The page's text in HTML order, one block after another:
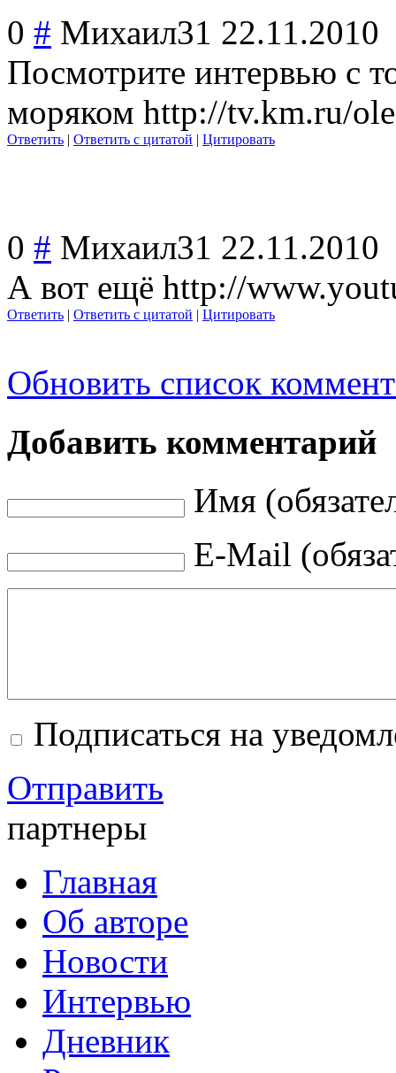
0 # Михаил31 22.11.2010
Посмотрите интервью с
моряком http://tv.km.ru/
Ответить | Ответить с цитатой | Цитировать
0 # Михаил31 22.11.2010
А вот ещё http://
Ответить | Ответить с цитатой | Цитировать
Обновить список
Добавить комментарий
Имя
E-Mail
Подписаться на
Отправить
партнеры
Главная
Об авторе
Новости
Интервью
Дневник